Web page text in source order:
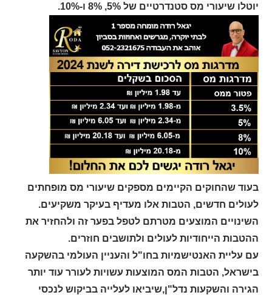
יוטלו שיעורי מס סטנדרטיים של 5%, 8% ו-10%.
בעוד שהחוקים הקיימים מספקים שיעורי מס מופחתים
לעולים חדשים, הטבות אלו מעדיף בעיקר משקיעים.
השינויים המוצעים מטרתם לטפל בפער זה ולהחזיר את
ההטבות הייחודיות לעולים ולתושבים חוזרים.
עם עליית האנטישמיות בחו"ל והעניין העולמי בהשקעה
בישראל, הטבות המס המוצעות עשויות לעורר עוד יותר
הגירה והשקעות נדל"ן,שיביאו לעלייה בביקוש לנכסי